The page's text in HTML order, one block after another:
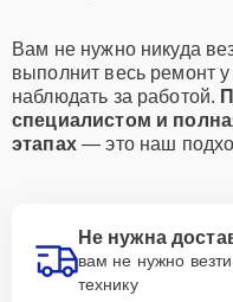
Вам не нужно никуда
выполнит весь ремонт
наблюдать за работой.
специалистом и
этапах— это наш
Не нужна
вам не нужно
технику